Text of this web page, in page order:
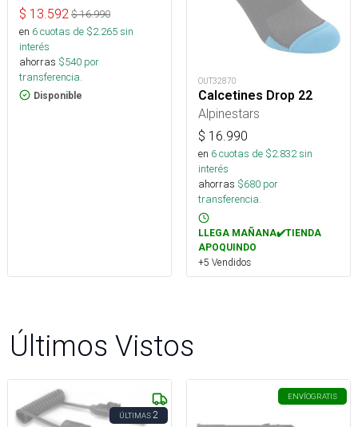
$ 13.592 $16.990
en 6cuotas de $2.265sin
interés
ahorras $540 por
transferencia.
Disponible
OUT32870
Calcetines Drop 22
Alpinestars
$ 16.990
en 6cuotas de $2.832sin
interés
ahorras $680 por
transferencia.
LLEGA MAÑANA✔️TIENDA
APOQUINDO
+5 Vendidos
Últimos Vistos
ÚLTIMAS2
ENVÍOGRATIS